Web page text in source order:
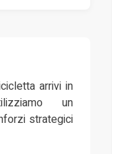
arrivi in
un
strategici